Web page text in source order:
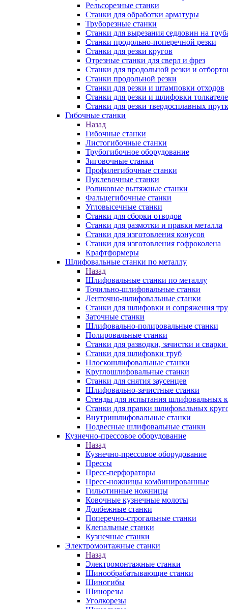
Рельсорезные станки
Станки для обработки арматуры
Труборезные станки
Станки для вырезания седловин на
Станки продольно-поперечной резки
Станки для резки кругов
Отрезные станки для сверл и фрез
Станки для продольной резки и
Станки продольной резки
Станки для резки и штамповки отходов
Станки для резки и шлифовки
Станки для резки твердосплавных
Гибочные станки
Назад
Гибочные станки
Листогибочные станки
Трубогибочное оборудование
Зиговочные станки
Профилегибочные станки
Пуклевочные станки
Роликовые вытяжные станки
Фальцегибочные станки
Угловысечные станки
Станки для сборки отводов
Станки для размотки и правки металла
Станки для изготовления конусов
Станки для изготовления гофроколена
Крафтформеры
Шлифовальные станки по металлу
Назад
Шлифовальные станки по металлу
Точильно-шлифовальные станки
Ленточно-шлифовальные станки
Станки для шлифовки и сопряжения
Заточные станки
Шлифовально-полировальные станки
Полировальные станки
Станки для разводки, зачистки и сварки
Станки для шлифовки труб
Плоскошлифовальные станки
Круглошлифовальные станки
Станки для снятия заусенцев
Шлифовально-зачистные станки
Стенды для испытания шлифовальных
Станки для правки шлифовальных
Внутришлифовальные станки
Подвесные шлифовальные станки
Кузнечно-прессовое оборудование
Назад
Кузнечно-прессовое оборудование
Прессы
Пресс-перфораторы
Пресс-ножницы комбинированные
Гильотинные ножницы
Ковочные кузнечные молоты
Долбежные станки
Поперечно-строгальные станки
Клепальные станки
Кузнечные станки
Электромонтажные станки
Назад
Электромонтажные станки
Шинообрабатывающие станки
Шиногибы
Шинорезы
Уголкорезы